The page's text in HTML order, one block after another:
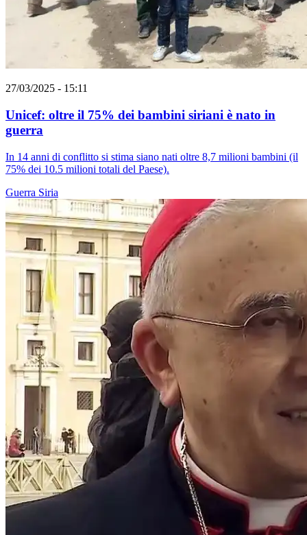
27/03/2025 - 15:11
Unicef: oltre il 75% dei bambini siriani è nato in
guerra
In 14 anni di conflitto si stima siano nati oltre 8,7 milioni bambini (il
75% dei 10.5 milioni totali del Paese).
Guerra Siria